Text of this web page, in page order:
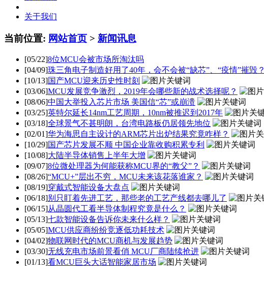
关于我们
当前位置: 网站首页 > 新闻讯息
[05/22]8位MCU会被市场所淘汰吗
[04/09]珠三角电子制造好用了40年，会不会被“缺芯”、“疫情”摧毁？
[10/13]国产MCU迎来历史性时刻
[03/06]MCU发展竞争激烈，2019年会哪些新的战术选择呢？
[08/06]中国大举投入芯片市场 美国信“芯”或崩溃
[03/25]英特尔延长14nm工艺周期，10nm被推迟到2017年
[03/18]全球景气不甚明朗，台湾电路板仍居领先地位
[02/01]华为海思自主设计的ARM芯片出炉结果究竟咋样？
[10/29]国产芯片发展不顺 中国企业靠收购积累专利
[10/08]大陆半导体销售上半年大增
[09/07]8位微处理器为何能获称MCU界的“教父”？
[08/26]“MCU+”层出不穷，MCU未来该花落谁家？
[08/19]穿戴式智能设备大盘点
[06/18]别只盯着先进工艺，那些老的工艺产线都去哪儿了
[06/15]从晶圆代工看半导体制程究竟是什么？
[05/13]七款智能设备告诉你未来什么样？
[05/05]MCU供应商纷纷竞逐低功耗技术
[04/02]物联网时代的MCU商机与发展趋势
[03/30]无线充电市场前景看俏 MCU厂商陆续抢进
[01/13]看MCU巨头大话智能家居市场